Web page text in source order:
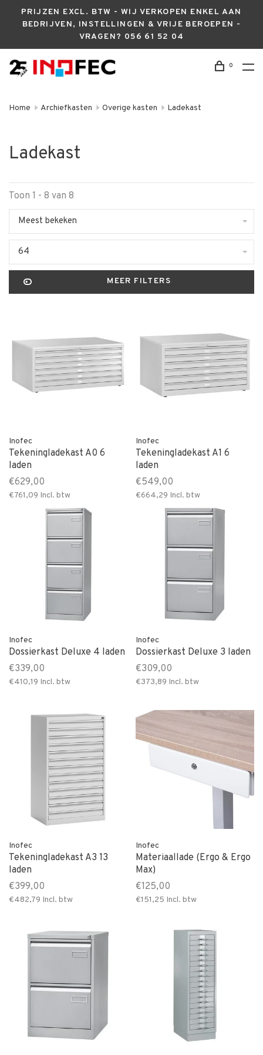
PRIJZEN EXCL. BTW - WIJ VERKOPEN ENKEL AAN
BEDRIJVEN, INSTELLINGEN & VRIJE BEROEPEN -
VRAGEN? 056 61 52 04
0
Home Archiefkasten Overige kasten Ladekast
Ladekast
Toon 1 - 8 van 8
Meest bekeken
64
MEER FILTERS
Inofec
Tekeningladekast A0 6
laden
€629,00
€761,09 Incl. btw
Inofec
Tekeningladekast A1 6
laden
€549,00
€664,29 Incl. btw
Inofec
Dossierkast Deluxe 4 laden
€339,00
€410,19 Incl. btw
Inofec
Dossierkast Deluxe 3 laden
€309,00
€373,89 Incl. btw
Inofec
Tekeningladekast A3 13
laden
€399,00
€482,79 Incl. btw
Inofec
Materiaallade (Ergo & Ergo
Max)
€125,00
€151,25 Incl. btw